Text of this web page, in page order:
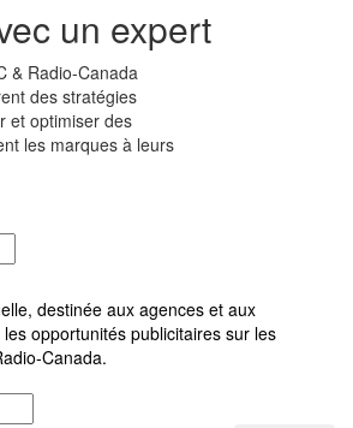
un expert
& Radio-Canada
des stratégies
et optimiser des
les marques à leurs
destinée aux agences et aux
opportunités publicitaires sur les
Canada.